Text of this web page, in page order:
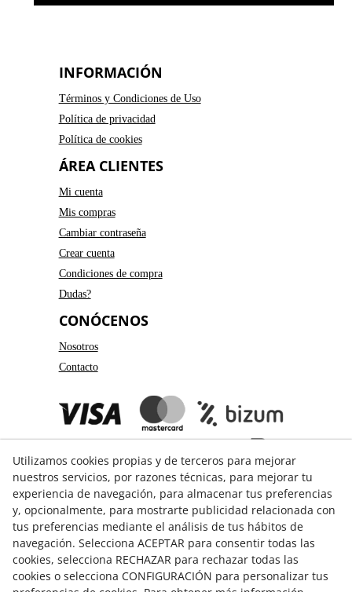
INFORMACIÓN
Términos y Condiciones de Uso
Política de privacidad
Política de cookies
ÁREA CLIENTES
Mi cuenta
Mis compras
Cambiar contraseña
Crear cuenta
Condiciones de compra
Dudas?
CONÓCENOS
Nosotros
Contacto
GUÍA DE COMPRA
Formas de envío
Utilizamos cookies propias y de terceros para mejorar
nuestros servicios, por razones técnicas, para mejorar tu
experiencia de navegación, para almacenar tus preferencias
y, opcionalmente, para mostrarte publicidad relacionada con
tus preferencias mediante el análisis de tus hábitos de
navegación. Selecciona ACEPTAR para consentir todas las
cookies, selecciona RECHAZAR para rechazar todas las
cookies o selecciona CONFIGURACIÓN para personalizar tus